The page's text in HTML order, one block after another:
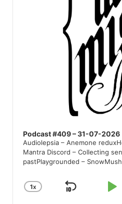
Podcast #409 – 31-07-2026
Audiolepsia – Anemone
Mantra Discord – Collecting
pastPlaygrounded –
CHANGE
1X
SKIP